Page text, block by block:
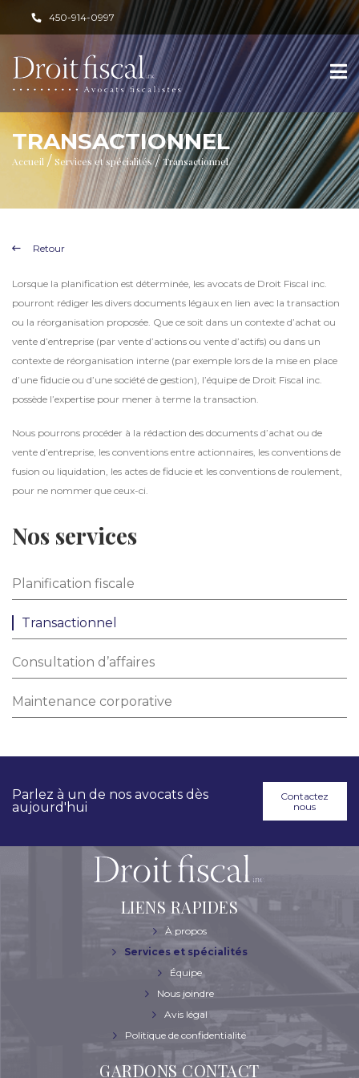
450-914-0997
TRANSACTIONNEL
Accueil /Services et spécialités/Transactionnel
Retour
Lorsque la planification est déterminée, les avocats de Droit Fiscal inc.
pourront rédiger les divers documents légaux en lien avec la transaction
ou la réorganisation proposée. Que ce soit dans un contexte d’achat ou
vente d’entreprise (par vente d’actions ou vente d’actifs) ou dans un
contexte de réorganisation interne (par exemple lors de la mise en place
d’une fiducie ou d’une société de gestion), l’équipe de Droit Fiscal inc.
possède l’expertise pour mener à terme la transaction.
Nous pourrons procéder à la rédaction des documents d’achat ou de
vente d’entreprise, les conventions entre actionnaires, les conventions de
fusion ou liquidation, les actes de fiducie et les conventions de roulement,
pour ne nommer que ceux-ci.
Nos services
Planification fiscale
Transactionnel
Consultation d’affaires
Maintenance corporative
Parlez à un de nos avocats dès
aujourd'hui
Contactez
nous
LIENS RAPIDES
À propos
Services et spécialités
Équipe
Nous joindre
Avis légal
Politique de confidentialité
GARDONS CONTACT